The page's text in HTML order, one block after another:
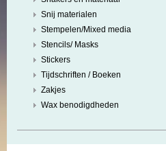
Snij materialen
Stempelen/Mixed media
Stencils/ Masks
Stickers
Tijdschriften / Boeken
Zakjes
Wax benodigdheden